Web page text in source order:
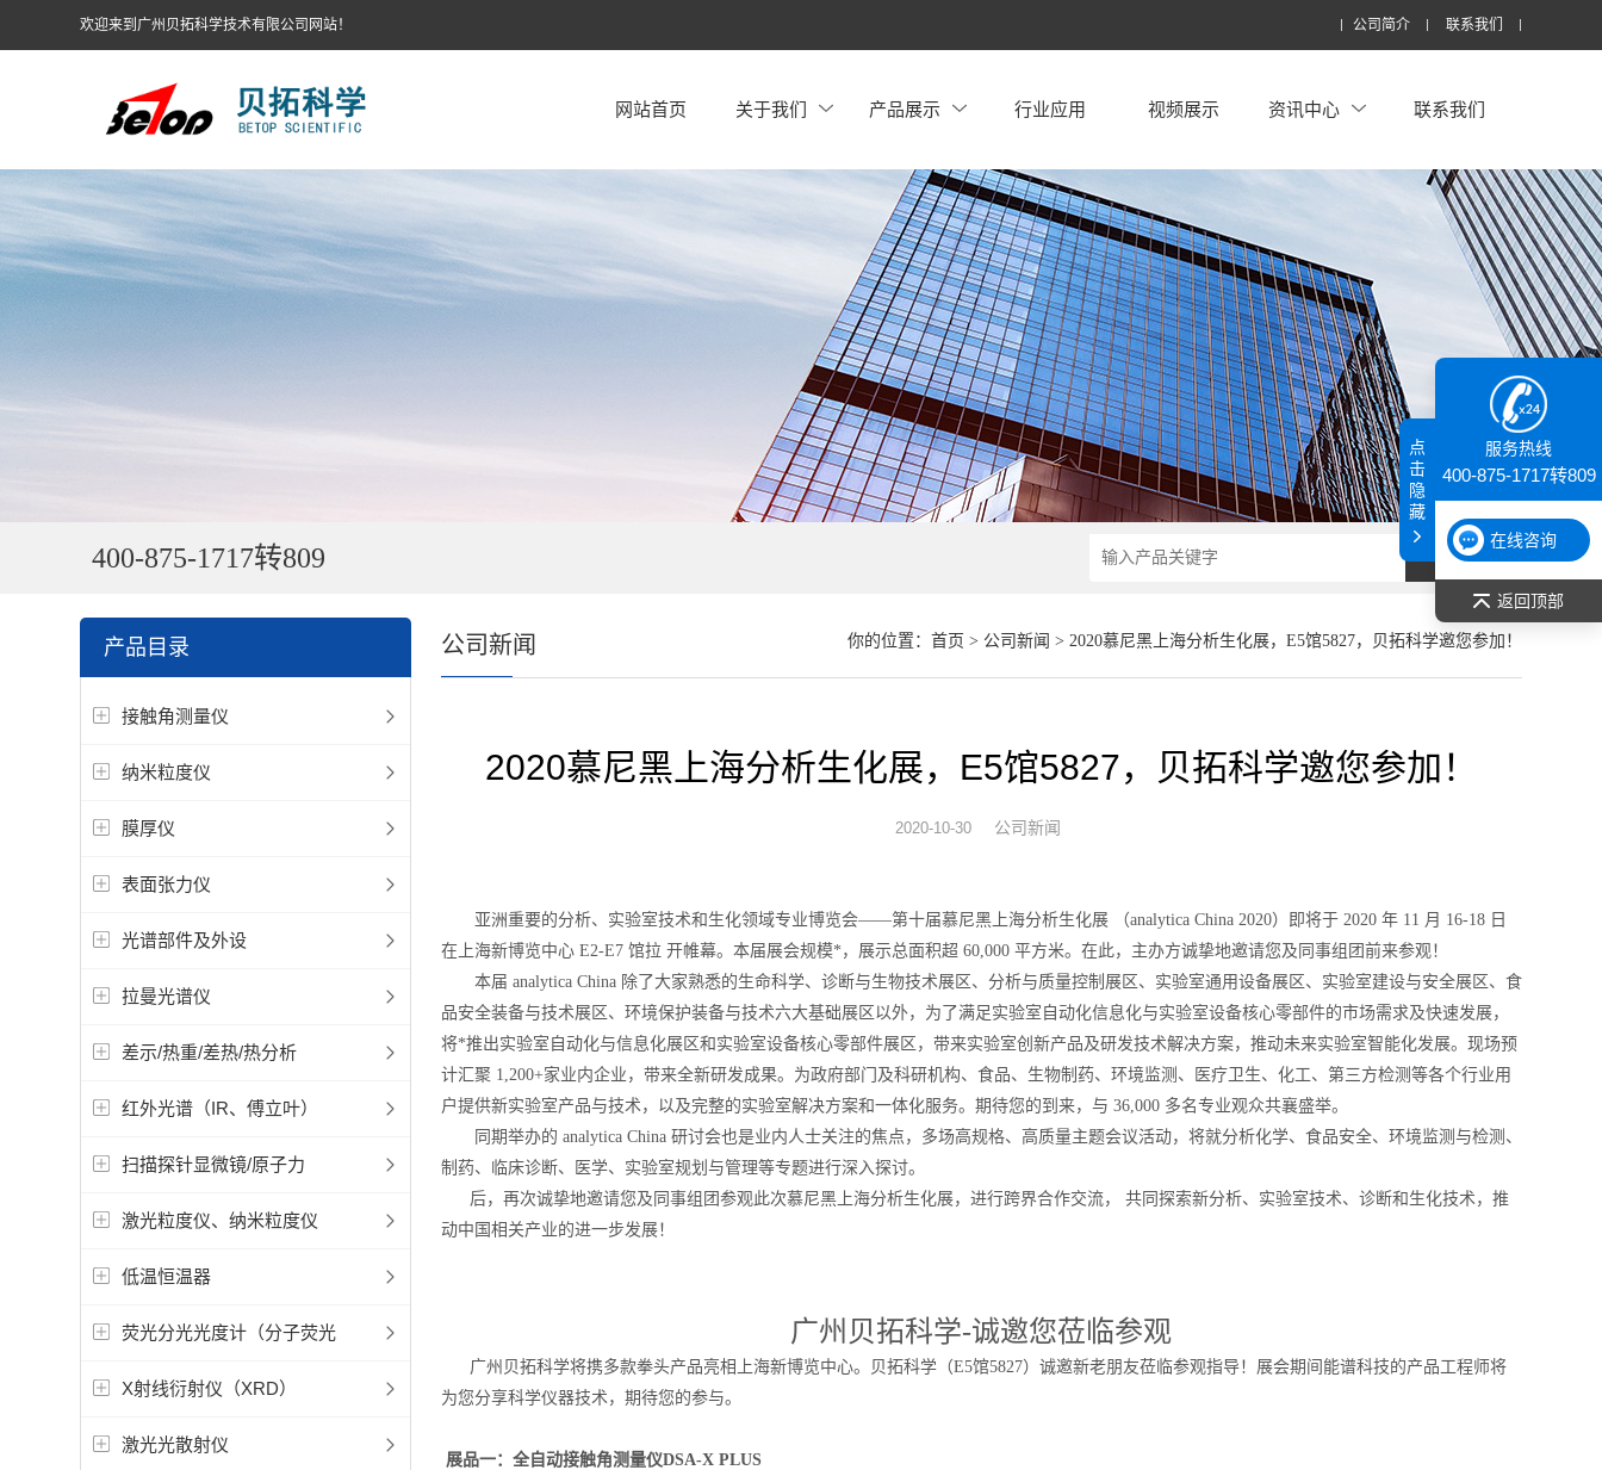
欢迎来到广州贝拓科学技术有限公司网站！ 公司简介 联系我们
网站首页 关于我们 产品展示 行业应用 视频展示 资讯中心 联系我们
400-875-1717转809
产品目录
接触角测量仪
纳米粒度仪
膜厚仪
表面张力仪
光谱部件及外设
拉曼光谱仪
差示/热重/差热/热分析
红外光谱（IR、傅立叶）
扫描探针显微镜/原子力
激光粒度仪、纳米粒度仪
低温恒温器
荧光分光光度计（分子荧光
X射线衍射仪（XRD）
激光光散射仪
你的位置： 首页 > 公司新闻 > 2020慕尼黑上海分析生化展，E5馆5827，贝拓科学邀您参加！
公司新闻
2020慕尼黑上海分析生化展，E5馆5827，贝拓科学邀您参加！
2020-10-30 公司新闻
亚洲重要的分析、实验室技术和生化领域专业博览会——第十届慕尼黑上海分析生化展 （analytica China 2020）即将于 2020 年 11 月 16-18 日
在上海新博览中心 E2-E7 馆拉 开帷幕。本届展会规模*，展示总面积超 60,000 平方米。在此，主办方诚挚地邀请您及同事组团前来参观！
本届 analytica China 除了大家熟悉的生命科学、诊断与生物技术展区、分析与质量控制展区、实验室通用设备展区、实验室建设与安全展区、食
品安全装备与技术展区、环境保护装备与技术六大基础展区以外，为了满足实验室自动化信息化与实验室设备核心零部件的市场需求及快速发展，
将*推出实验室自动化与信息化展区和实验室设备核心零部件展区，带来实验室创新产品及研发技术解决方案，推动未来实验室智能化发展。现场预
计汇聚 1,200+家业内企业，带来全新研发成果。为政府部门及科研机构、食品、生物制药、环境监测、医疗卫生、化工、第三方检测等各个行业用
户提供新实验室产品与技术，以及完整的实验室解决方案和一体化服务。期待您的到来，与 36,000 多名专业观众共襄盛举。
同期举办的 analytica China 研讨会也是业内人士关注的焦点，多场高规格、高质量主题会议活动，将就分析化学、食品安全、环境监测与检测、
制药、临床诊断、医学、实验室规划与管理等专题进行深入探讨。
后，再次诚挚地邀请您及同事组团参观此次慕尼黑上海分析生化展，进行跨界合作交流， 共同探索新分析、实验室技术、诊断和生化技术，推
动中国相关产业的进一步发展！
广州贝拓科学-诚邀您莅临参观
广州贝拓科学将携多款拳头产品亮相上海新博览中心。贝拓科学（E5馆5827）诚邀新老朋友莅临参观指导！展会期间能谱科技的产品工程师将
为您分享科学仪器技术，期待您的参与。
展品一：全自动接触角测量仪DSA-X PLUS
服务热线
400-875-1717转809
在线咨询
返回顶部
点
击
隐
藏